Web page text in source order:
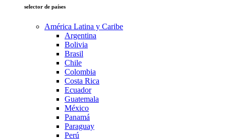
selector de países
América Latina y Caribe
Argentina
Bolivia
Brasil
Chile
Colombia
Costa Rica
Ecuador
Guatemala
México
Panamá
Paraguay
Perú